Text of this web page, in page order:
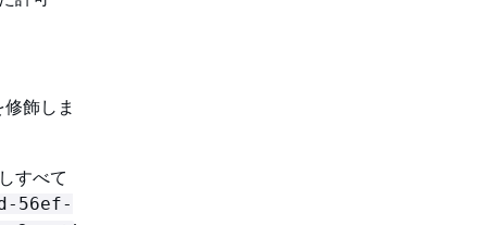
飾しま
すべて
56ef-